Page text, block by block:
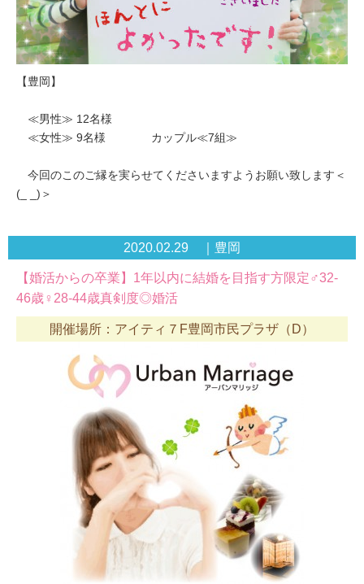
【豊岡】
≪男性≫ 12名様
≪女性≫ 9名様 カップル≪7組≫
今回のこのご縁を実らせてくださいますようお願い致します＜
(_ _)＞
2020.02.29 ｜豊岡
【婚活からの卒業】1年以内に結婚を目指す方限定♂32-
46歳♀28-44歳真剣度◎婚活
開催場所：アイティ７F豊岡市民プラザ（D）